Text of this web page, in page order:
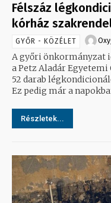
Félszáz
kórház
GYŐR - KÖZÉLET
A győri önkormányzat
a Petz Aladár
52 darab
Ez pedig már a
Részletek...